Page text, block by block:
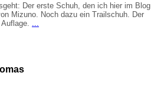
Der erste Schuh, den ich hier im Blog
Mizuno. Noch dazu ein Trailschuh. Der